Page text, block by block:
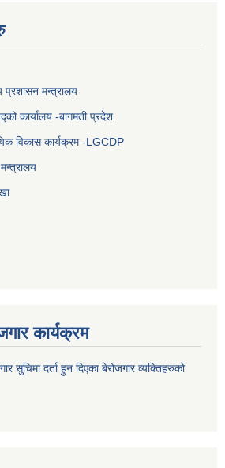
प्रशासन मन्त्रालय
कार्यालय -बागमती प्रदेश
विकास कार्यक्रम -LGCDP
कार्यक्रम
सुचिमा दर्ता हुन दिएका बेरोजगार व्यक्तिहरुको